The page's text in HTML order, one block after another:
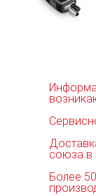
союза в
Более